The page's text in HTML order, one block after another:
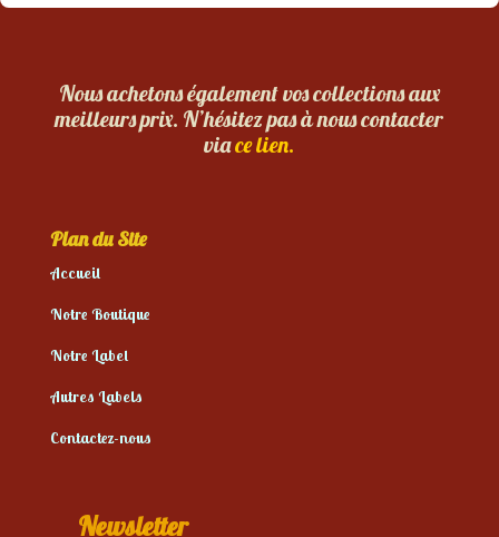
Nous achetons également vos collections aux
meilleurs prix. N’hésitez pas à nous contacter
viace lien.
Plan du Site
Accueil
Notre Boutique
Notre Label
Autres Labels
Contactez-nous
Newsletter